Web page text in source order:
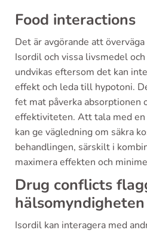
Food interactions
Det är avgörande att
Isordil och vissa livsmedel
undvikas eftersom det kan
effekt och leda till hypotoni.
fet mat påverka absorptionen
effektiviteten. Att tala med
kan ge vägledning om säkra
behandlingen, särskilt i
maximera effekten och
Drug conflicts
hälsomyndigheten
Isordil kan interagera med